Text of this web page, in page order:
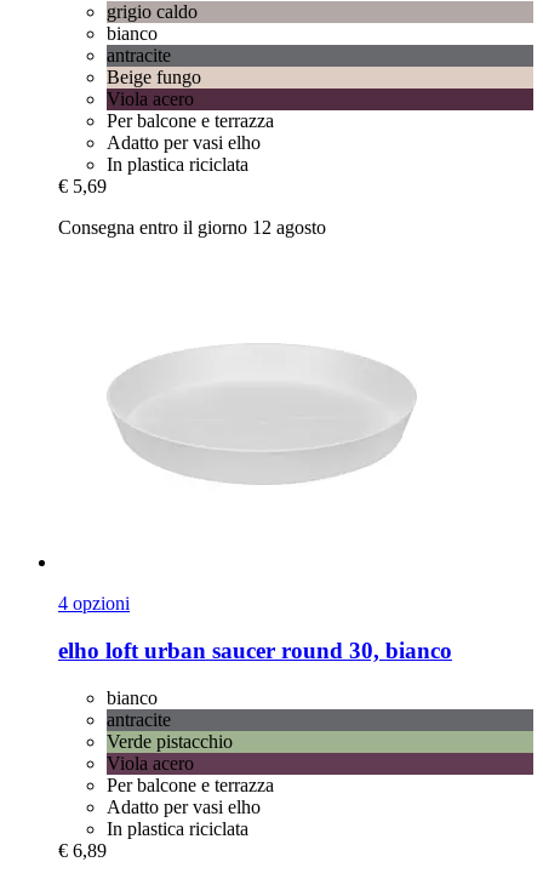
grigio caldo
bianco
antracite
Beige fungo
Viola acero
Per balcone e terrazza
Adatto per vasi elho
In plastica riciclata
€ 5,69
Consegna entro il giorno 12 agosto
4 opzioni
elho loft urban saucer round 30, bianco
bianco
antracite
Verde pistacchio
Viola acero
Per balcone e terrazza
Adatto per vasi elho
In plastica riciclata
€ 6,89